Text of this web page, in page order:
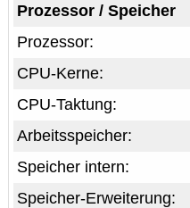
Prozessor / Speicher
Prozessor:
CPU-Kerne:
CPU-Taktung:
Arbeitsspeicher:
Speicher intern:
Speicher-Erweiterung: